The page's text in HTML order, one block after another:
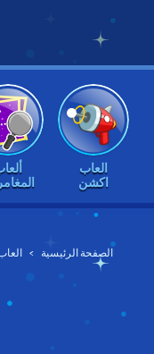
العاب
اكشن
الصفحة الرئيسية